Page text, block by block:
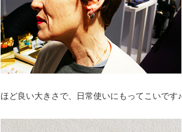
ほど良い大きさで、日常使いにもってこいです♪